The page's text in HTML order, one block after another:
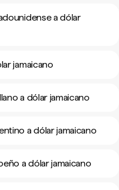
a dólar
jamaicano
a dólar jamaicano
a dólar jamaicano
a dólar jamaicano